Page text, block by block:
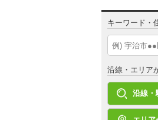
キーワード・
沿線・エリア
沿線・